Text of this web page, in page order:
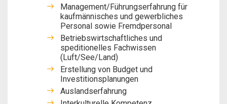
Management/Führungserfahrung für
kaufmännisches und gewerbliches
Personal sowie Fremdpersonal
Betriebswirtschaftliches und
speditionelles Fachwissen
(Luft/See/Land)
Erstellung von Budget und
Investitionsplanungen
Auslandserfahrung